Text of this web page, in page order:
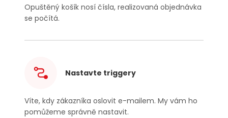
Opuštěný košík nosí čísla, realizovaná objednávka
se počítá.
Nastavte triggery
Víte, kdy zákazníka oslovit e-mailem. My vám ho
pomůžeme správně nastavit.